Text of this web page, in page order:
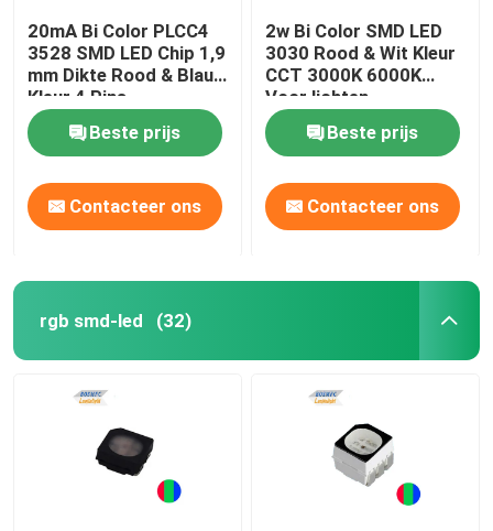
20mA Bi Color PLCC4
3528 SMD LED Chip 1,9
mm Dikte Rood & Blauw
Kleur 4 Pins
Beste prijs
Contacteer ons
2w Bi Color SMD LED
3030 Rood & Wit Kleur
CCT 3000K 6000K
Voor lichten
Beste prijs
Contacteer ons
rgb smd-led (32)